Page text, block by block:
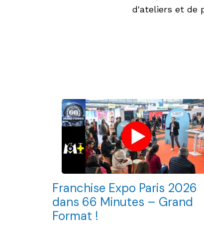
d'ateliers et de
Franchise Expo Paris 2026
dans 66 Minutes – Grand
Format !